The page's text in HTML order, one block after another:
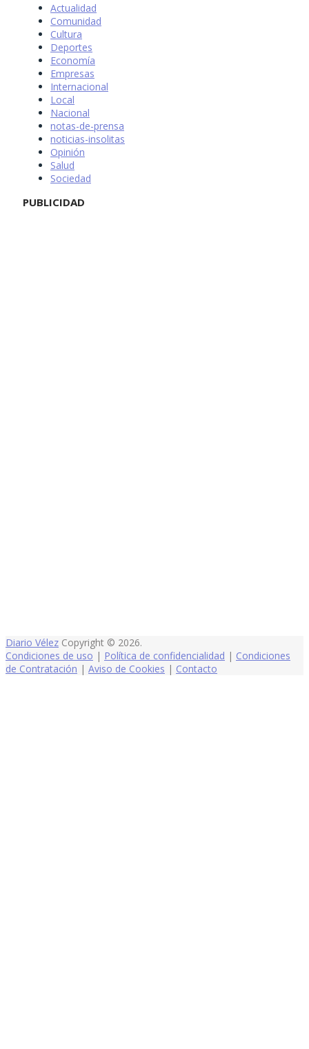
Actualidad
Comunidad
Cultura
Deportes
Economía
Empresas
Internacional
Local
Nacional
notas-de-prensa
noticias-insolitas
Opinión
Salud
Sociedad
PUBLICIDAD
Diario Vélez Copyright © 2026.
Condiciones de uso | Política de confidencialidad | Condiciones
de Contratación | Aviso de Cookies | Contacto